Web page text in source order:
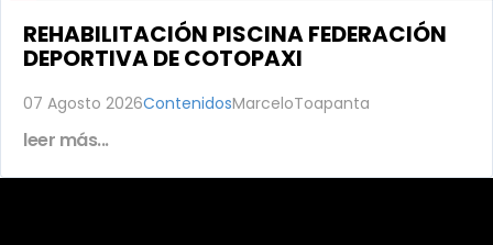
REHABILITACIÓN PISCINA FEDERACIÓN
DEPORTIVA DE COTOPAXI
07 Agosto 2026ContenidosMarceloToapanta
leer más...